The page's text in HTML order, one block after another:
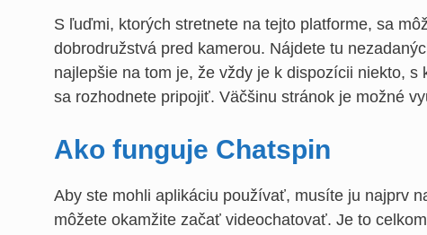
S ľuďmi, ktorých stretnete na tejto platforme, sa
dobrodružstvá pred kamerou. Nájdete tu
najlepšie na tom je, že vždy je k dispozícii niekto,
sa rozhodnete pripojiť. Väčšinu stránok je možné
Ako funguje Chatspin
Aby ste mohli aplikáciu používať, musíte ju najprv
môžete okamžite začať videochatovať. Je to